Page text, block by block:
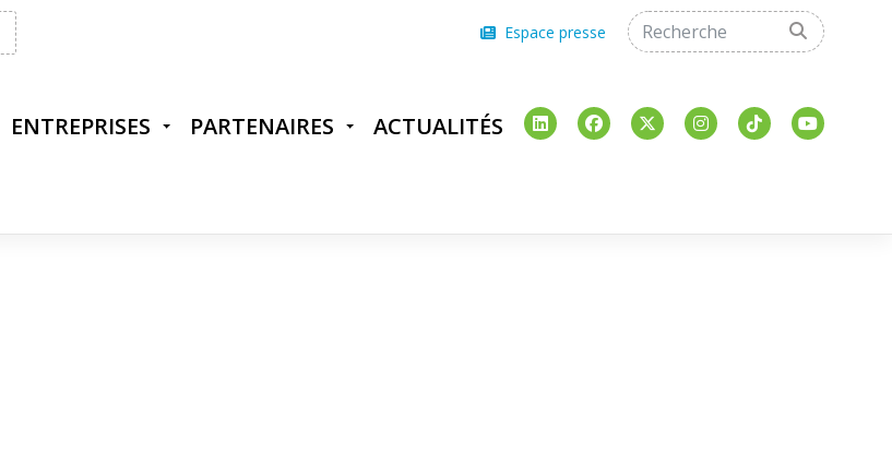
Espace presse
ENTREPRISES PARTENAIRES ACTUALITÉS